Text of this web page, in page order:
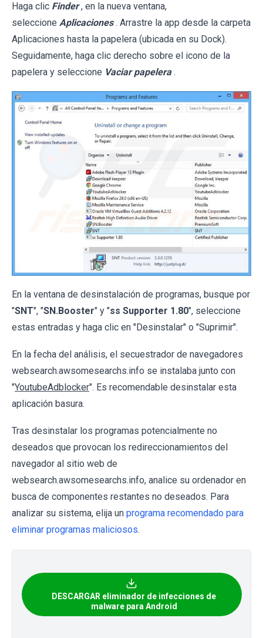
Haga clic Finder , en la nueva ventana,
seleccione Aplicaciones . Arrastre la app desde la carpeta
Aplicaciones hasta la papelera (ubicada en su Dock).
Seguidamente, haga clic derecho sobre el icono de la
papelera y seleccione Vaciar papelera .
En la ventana de desinstalación de programas, busque por
"SNT", "SN.Booster" y "ss Supporter 1.80", seleccione
estas entradas y haga clic en "Desinstalar" o "Suprimir".
En la fecha del análisis, el secuestrador de navegadores
websearch.awsomesearchs.info se instalaba junto con
"YoutubeAdblocker". Es recomendable desinstalar esta
aplicación basura.
Tras desinstalar los programas potencialmente no
deseados que provocan los redireccionamientos del
navegador al sitio web de
websearch.awsomesearchs.info, analice su ordenador en
busca de componentes restantes no deseados. Para
analizar su sistema, elija un programa recomendado para
eliminar programas maliciosos.
DESCARGAR eliminador de infecciones de
malware para Android